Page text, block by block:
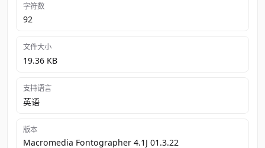
字符数
92
文件大小
19.36 KB
支持语言
英语
版本
Macromedia Fontographer 4.1J 01.3.22